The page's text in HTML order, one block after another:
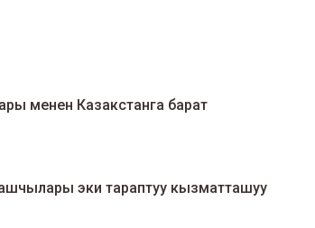
менен Казакстанга барат
эки тараптуу кызматташуу